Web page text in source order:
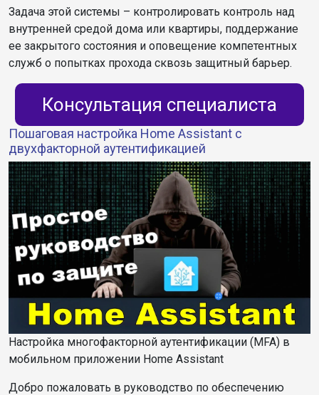
Задача этой системы – контролировать контроль над
внутренней средой дома или квартиры, поддержание
ее закрытого состояния и оповещение компетентных
служб о попытках прохода сквозь защитный барьер.
Консультация специалиста
Пошаговая настройка Home Assistant с
двухфакторной аутентификацией
Настройка многофакторной аутентификации (MFA) в
мобильном приложении Home Assistant
Добро пожаловать в руководство по обеспечению